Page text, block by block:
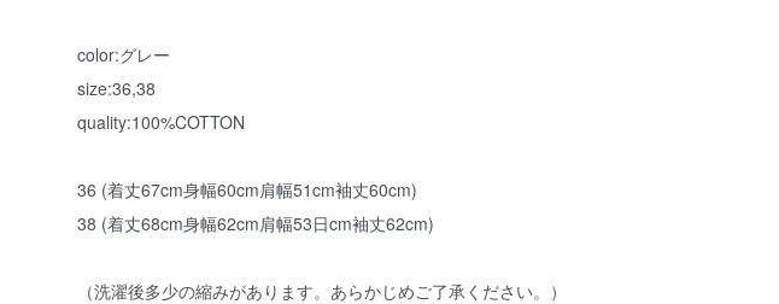
color:グレー
size:36,38
quality:100%COTTON
36 (着丈67cm身幅60cm肩幅51cm袖丈60cm)
38 (着丈68cm身幅62cm肩幅53日cm袖丈62cm)
（洗濯後多少の縮みがあります。あらかじめご了承ください。）